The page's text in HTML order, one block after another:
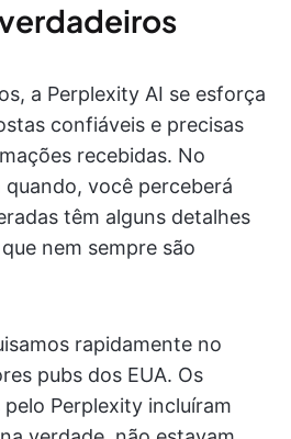
a Perplexity AI se esforça
confiáveis e precisas
recebidas. No
você perceberá
têm alguns detalhes
nem sempre são
rapidamente no
pubs dos EUA. Os
Perplexity incluíram